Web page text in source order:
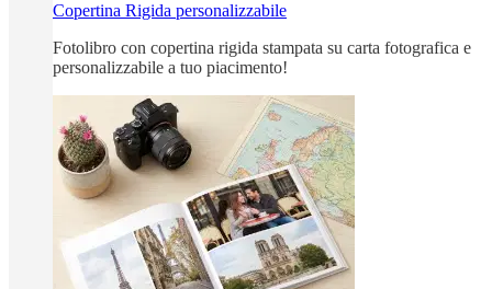
Copertina Rigida personalizzabile
Fotolibro con copertina rigida stampata su carta fotografica e
personalizzabile a tuo piacimento!